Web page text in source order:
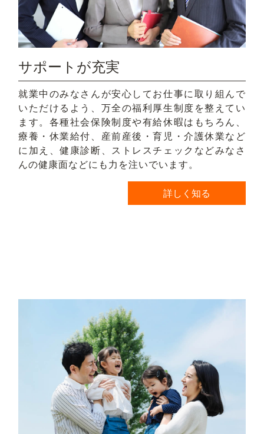
サポートが充実
就業中のみなさんが安心してお仕事に取り組んで
いただけるよう、万全の福利厚生制度を整えてい
ます。各種社会保険制度や有給休暇はもちろん、
療養・休業給付、産前産後・育児・介護休業など
に加え、健康診断、ストレスチェックなどみなさ
んの健康面などにも力を注いでいます。
詳しく知る